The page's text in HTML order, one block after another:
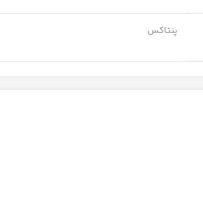
پنتاکس